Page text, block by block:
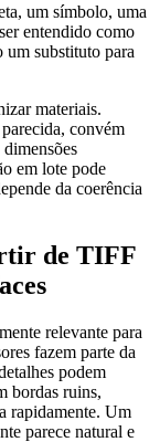
um símbolo, uma
entendido como
substituto para
materiais.
convém
em lote pode
da coerência
de TIFF
relevante para
fazem parte da
podem
bordas ruins,
rapidamente. Um
parece natural e